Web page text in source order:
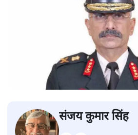
संजय कुमार सिंह